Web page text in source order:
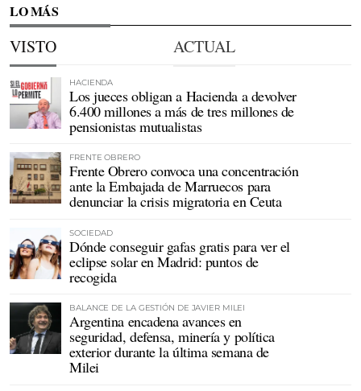
LO MÁS
VISTO ACTUAL
HACIENDA
Los jueces obligan a Hacienda a devolver
6.400 millones a más de tres millones de
pensionistas mutualistas
FRENTE OBRERO
Frente Obrero convoca una concentración
ante la Embajada de Marruecos para
denunciar la crisis migratoria en Ceuta
SOCIEDAD
Dónde conseguir gafas gratis para ver el
eclipse solar en Madrid: puntos de
recogida
BALANCE DE LA GESTIÓN DE JAVIER MILEI
Argentina encadena avances en
seguridad, defensa, minería y política
exterior durante la última semana de
Milei